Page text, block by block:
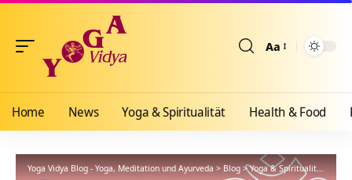
Aa
Home News Yoga & Spiritualität Health & Food
Yoga Vidya Blog - Yoga, Meditation und Ayurveda>Blog>Yoga & Spiritualität >